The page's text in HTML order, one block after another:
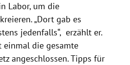
Labor, um die
„Dort gab es
jedenfalls“, erzählt er.
die gesamte
angeschlossen. Tipps für